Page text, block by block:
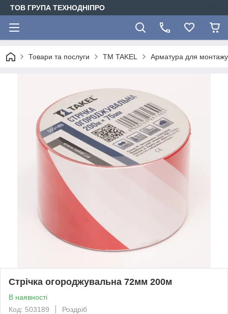
ТОВ ГРУПА ТЕХНОДНІПРО
Товари та послуги TM TAKEL Арматура для
Стрічка огороджувальна 72мм 200м
В наявності
Код: 503189
Роздріб